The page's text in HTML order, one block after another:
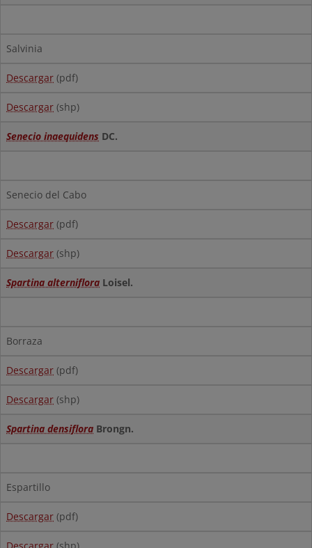
Salvinia
Descargar (pdf)
Descargar (shp)
Senecio inaequidens DC.
Senecio del Cabo
Descargar (pdf)
Descargar (shp)
Spartina alterniflora Loisel.
Borraza
Descargar (pdf)
Descargar (shp)
Spartina densiflora Brongn.
Espartillo
Descargar (pdf)